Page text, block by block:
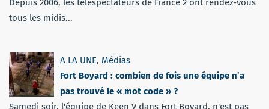
Depuis 2006, les téléspectateurs de France 2 ont rendez-vous
tous les midis...
A LA UNE, Médias
Fort Boyard : combien de fois une équipe n’a
pas trouvé le « mot code » ?